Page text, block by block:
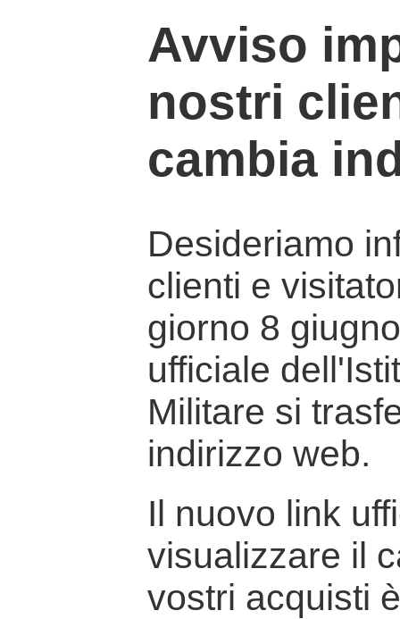
Avviso
nostri
cambia
Desideriamo
clienti e
giorno 8
ufficiale
Militare si
indirizzo web.
Il nuovo link
visualizzare il
vostri acquisti